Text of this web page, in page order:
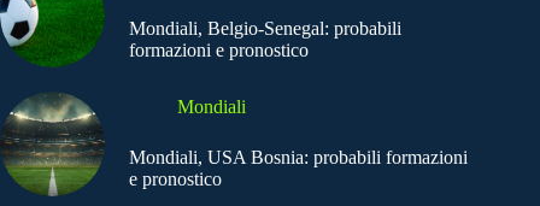
Mondiali, Belgio-Senegal: probabili
formazioni e pronostico
Mondiali
Mondiali, USA Bosnia: probabili formazioni
e pronostico